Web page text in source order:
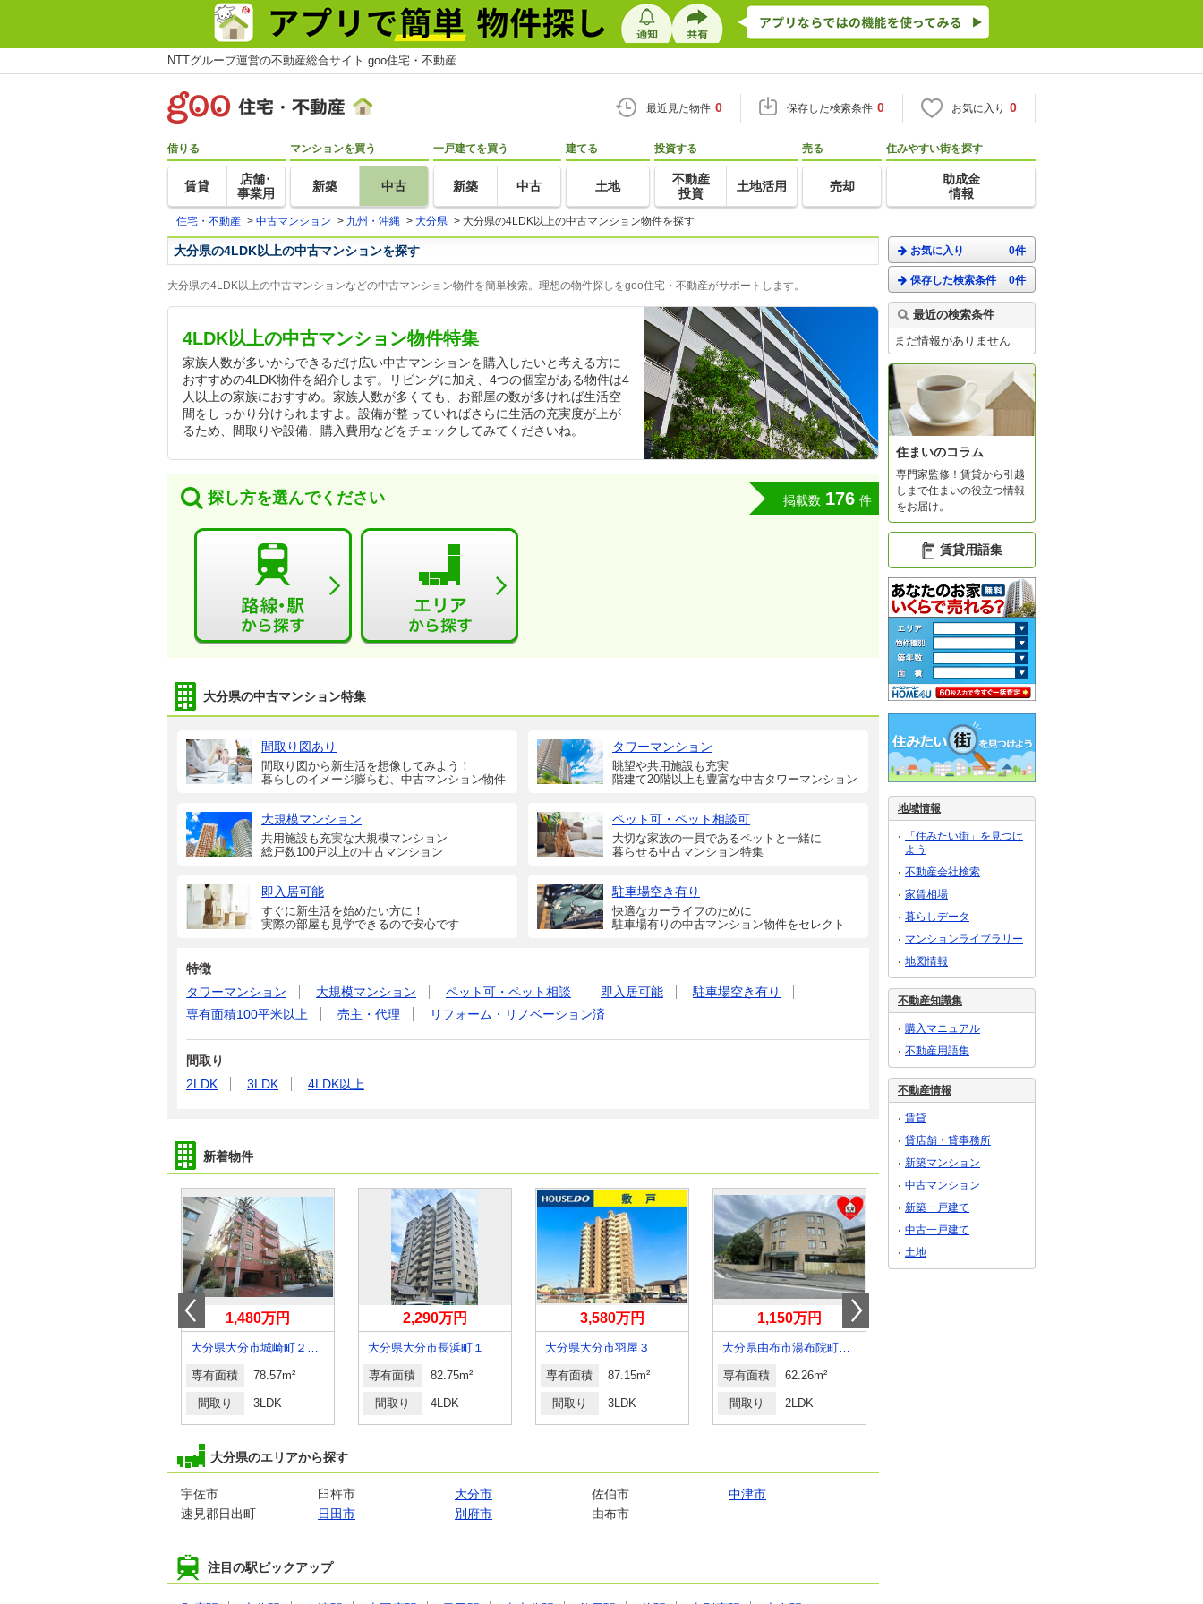
NTTグループ運営の不動産総合サイト goo住宅・不動産
最近見た物件 0 保存した検索条件 0 お気に入り 0
借りる
賃貸
店舗･
事業用
マンションを買う
新築 中古
一戸建てを買う
新築 中古
建てる
土地
投資する
不動産
投資
土地活用
売る
売却
住みやすい街を探す
助成金
情報
住宅・不動産 > 中古マンション > 九州・沖縄 > 大分県 > 大分県の4LDK以上の中古マンション物件を探す
大分県の4LDK以上の中古マンションを探す
大分県の4LDK以上の中古マンションなどの中古マンション物件を簡単検索。理想の物件探しをgoo住宅・不動産がサポートします。
4LDK以上の中古マンション物件特集
家族人数が多いからできるだけ広い中古マンションを購入したいと考える方に
おすすめの4LDK物件を紹介します。リビングに加え、4つの個室がある物件は4
人以上の家族におすすめ。家族人数が多くても、お部屋の数が多ければ生活空
間をしっかり分けられますよ。設備が整っていればさらに生活の充実度が上が
るため、間取りや設備、購入費用などをチェックしてみてくださいね。
探し方を選んでください 掲載数 176 件
大分県の中古マンション特集
間取り図あり
間取り図から新生活を想像してみよう！
暮らしのイメージ膨らむ、中古マンション物件
タワーマンション
眺望や共用施設も充実
階建て20階以上も豊富な中古タワーマンション
大規模マンション
共用施設も充実な大規模マンション
総戸数100戸以上の中古マンション
ペット可・ペット相談可
大切な家族の一員であるペットと一緒に
暮らせる中古マンション特集
即入居可能
すぐに新生活を始めたい方に！
実際の部屋も見学できるので安心です
駐車場空き有り
快適なカーライフのために
駐車場有りの中古マンション物件をセレクト
特徴
タワーマンション
大規模マンション ペット可・ペット相談 即入居可能
駐車場空き有り
専有面積100平米以上
売主・代理 リフォーム・リノベーション済
間取り
2LDK
3LDK 4LDK以上
新着物件
1,480万円
大分県大分市城崎町２丁目
専有面積 78.57m²
間取り 3LDK
2,290万円
大分県大分市長浜町１
専有面積 82.75m²
間取り 4LDK
3,580万円
大分県大分市羽屋３
専有面積 87.15m²
間取り 3LDK
1,150万円
大分県由布市湯布院町川南
専有面積 62.26m²
間取り 2LDK
大分県のエリアから探す
宇佐市 臼杵市 大分市 佐伯市
中津市
速見郡日出町
日田市 別府市 由布市
注目の駅ピックアップ
お気に入り 0件
保存した検索条件 0件
最近の検索条件
まだ情報がありません
住まいのコラム
専門家監修！賃貸から引越
しまで住まいの役立つ情報
をお届け。
賃貸用語集
地域情報
「住みたい街」を見つけ
よう
不動産会社検索
家賃相場
暮らしデータ
マンションライブラリー
地図情報
不動産知識集
購入マニュアル
不動産用語集
不動産情報
賃貸
貸店舗・貸事務所
新築マンション
中古マンション
新築一戸建て
中古一戸建て
土地